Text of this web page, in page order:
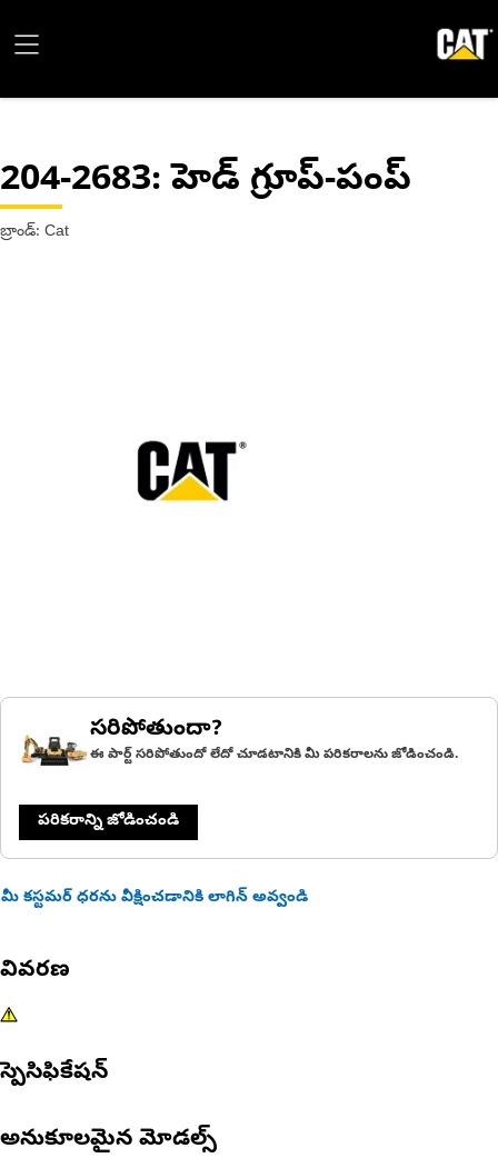
204-2683: హెడ్ గ్రూప్-పంప్
బ్రాండ్: Cat
సరిపోతుందా?
ఈ పార్ట్ సరిపోతుందో లేదో చూడటానికి మీ పరికరాలను జోడించండి.
పరికరాన్ని జోడించండి
మీ కస్టమర్ ధరను వీక్షించడానికి లాగిన్ అవ్వండి
వివరణ
స్పెసిఫికేషన్
అనుకూలమైన మోడల్స్